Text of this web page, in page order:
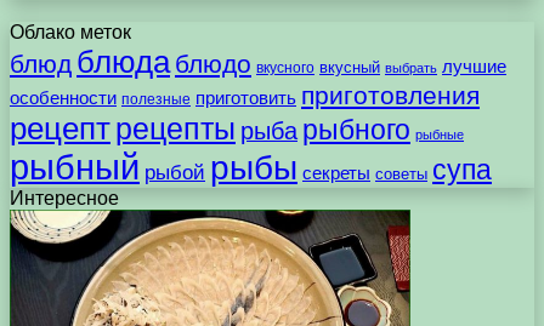
Облако меток
блюд блюда блюдо вкусного вкусный выбрать лучшие
особенности полезные приготовить приготовления
рецептрецепты рыба рыбного рыбные
рыбный рыбой рыбы секреты советы супа
Интересное